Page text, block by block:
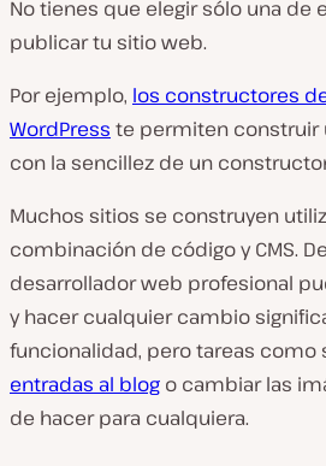
No tienes que elegir sólo una de
publicar tu sitio web.
Por ejemplo, los constructores
WordPress te permiten construir
con la sencillez de un
Muchos sitios se construyen
combinación de código y CMS.
desarrollador web profesional
y hacer cualquier cambio
funcionalidad, pero tareas como
entradas al blog o cambiar las
de hacer para cualquiera.